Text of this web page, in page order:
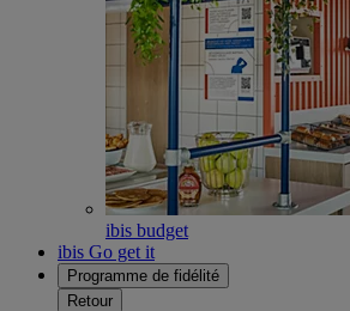
ibis budget
ibis Go get it
Programme de fidélité
Retour